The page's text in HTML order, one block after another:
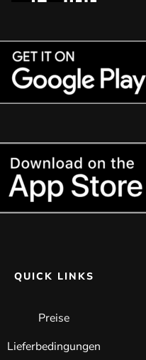
QUICK LINKS
Preise
Lieferbedingungen